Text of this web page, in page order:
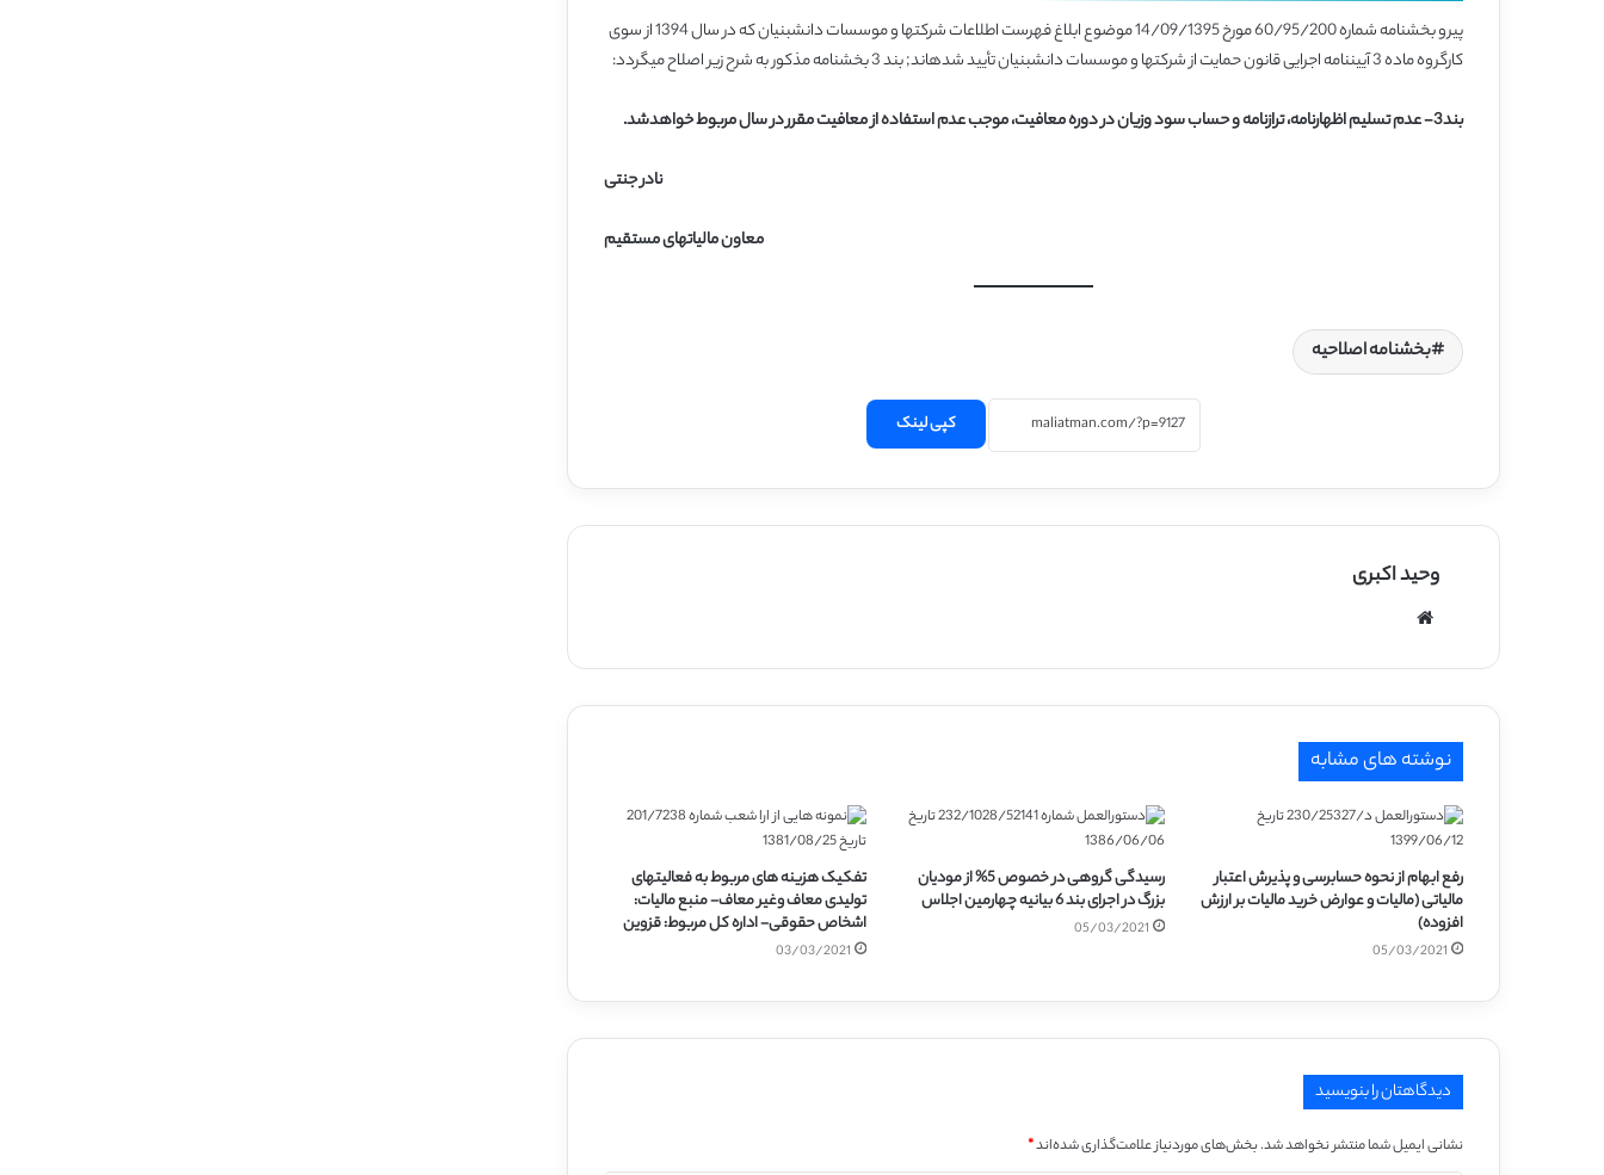
پیرو بخشنامه شماره 60/95/200 مورخ 14/09/1395 موضوع ابلاغ فهرست اطلاعات شرکت­ها و موسسات دانش­بنیان که در سال 1394 از سوی
کارگروه ماده 3 آیین­نامه اجرایی قانون حمایت از شرکت­ها و موسسات دانش­بنیان تأیید شده­اند; بند 3 بخشنامه مذکور به شرح زیر اصلاح می­گردد:
بند3- عدم تسلیم اظهارنامه، ترازنامه و حساب سود وزیان در دوره معافیت، موجب عدم استفاده از معافیت مقرر در سال مربوط خواهدشد.
نادر جنتی
معاون مالیاتهای مستقیم
بخشنامه اصلاحیه
کپی لینک
وحید اکبری
نوشته های مشابه
رفع ابهام از نحوه حسابرسی و پذیرش اعتبار
مالیاتی (مالیات و عوارض خرید مالیات بر ارزش
افزوده)
05/03/2021
رسیدگی گروهی در خصوص 5% از مودیان
بزرگ در اجرای بند 6 بیانیه چهارمین اجلاس
05/03/2021
تفکیک هزینه های مربوط به فعالیتهای
تولیدی معاف وغیر معاف- منبع مالیات:
اشخاص حقوقی- اداره کل مربوط: قزوین
03/03/2021
دیدگاهتان را بنویسید
نشانی ایمیل شما منتشر نخواهد شد.بخش‌های موردنیاز علامت‌گذاری شده‌اند*